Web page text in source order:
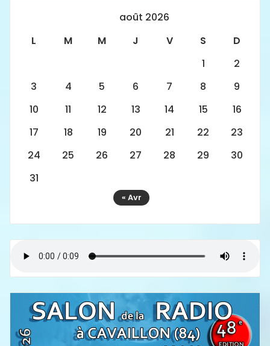
août 2026
L
M M J V S
D
1
2
3
4 5 6 7 8
9
10
11 12 13 14 15
16
17
18 19 20 21 22
23
24
25 26 27 28 29
30
31
« Avr